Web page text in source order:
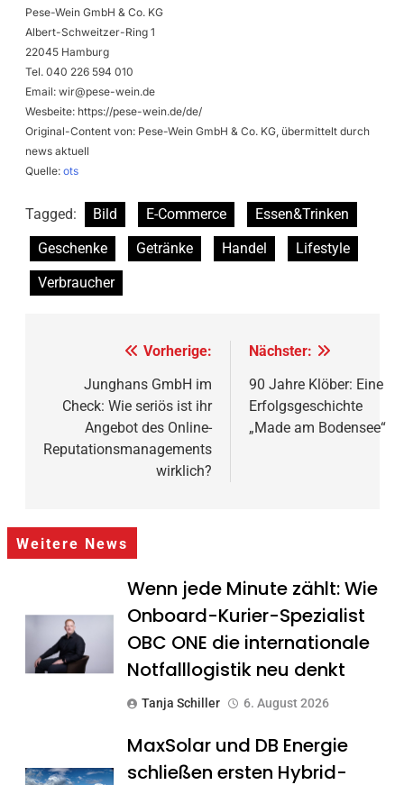
Pese-Wein GmbH & Co. KG
Albert-Schweitzer-Ring 1
22045 Hamburg
Tel. 040 226 594 010
Email: wir@pese-wein.de
Wesbeite: https://pese-wein.de/de/
Original-Content von: Pese-Wein GmbH & Co. KG, übermittelt durch
news aktuell
Quelle: ots
Tagged: Bild E-Commerce
Essen&Trinken
Geschenke
Getränke Handel
Lifestyle
Verbraucher
Beitragsnavigation
Vorherige:
Junghans GmbH im
Check: Wie seriös ist ihr
Angebot des Online-
Reputationsmanagements
wirklich?
Nächster:
90 Jahre Klöber: Eine
Erfolgsgeschichte
„Made am Bodensee“
Weitere News
Wenn jede Minute zählt: Wie
Onboard-Kurier-Spezialist
OBC ONE die internationale
Notfalllogistik neu denkt
Tanja Schiller 6. August 2026
MaxSolar und DB Energie
schließen ersten Hybrid-